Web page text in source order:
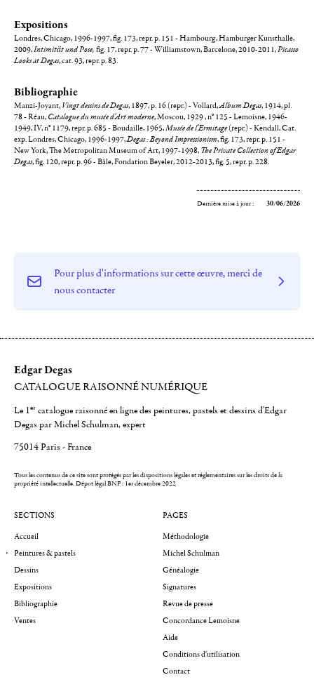
Expositions
Londres, Chicago, 1996-1997, fig. 173, repr. p. 151 - Hambourg, Hamburger Kunsthalle,
2009,Intimität und Pose, fig. 17, repr. p. 77 - Williamstown, Barcelone, 2010-2011,Picasso
Looks at Degas, cat. 93, repr. p. 83.
Bibliographie
Manzi-Joyant, Vingt dessins de Degas, 1897, p. 16 (repr.) - Vollard,Album Degas, 1914, pl.
78 - Réau, Catalogue du musée d'Art moderne, Moscou, 1929 , n° 125 - Lemoisne, 1946-
1949, IV, n° 1179, repr. p. 685 - Boudaille, 1965,Musée de l'Ermitage (repr.) - Kendall, Cat.
exp. Londres, Chicago, 1996-1997,Degas : Beyond Impressionism, fig. 173, repr. p. 151 -
New York, The Metropolitan Museum of Art, 1997-1998, The Private Collection of Edgar
Degas, fig. 120, repr. p. 96 - Bâle, Fondation Beyeler, 2012-2013, fig. 5, repr. p. 228.
Dernière mise à jour : 30/06/2026
Pour plus d'informations sur cette œuvre, merci de
nous contacter
Edgar Degas
CATALOGUE RAISONNÉ NUMÉRIQUE
Le 1er catalogue raisonné en ligne des peintures, pastels et dessins d'Edgar
Degas par Michel Schulman, expert
75014 Paris - France
Tous les contenus de ce site sont protégés par les dispositions légales et réglementaires sur les droits de la
propriété intellectuelle.Dépot légal BNF : 1er décembre 2022
SECTIONS
Accueil
Peintures & pastels
Dessins
Expositions
Bibliographie
Ventes
PAGES
Méthodologie
Michel Schulman
Généalogie
Signatures
Revue de presse
Concordance Lemoisne
Aide
Conditions d'utilisation
Contact